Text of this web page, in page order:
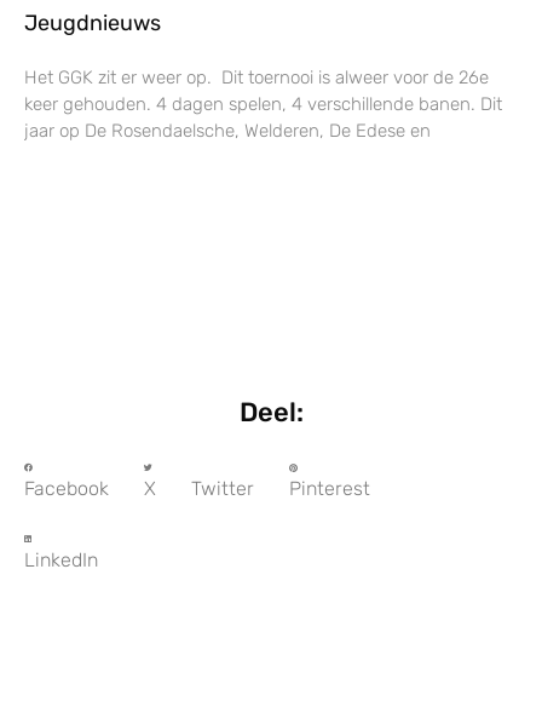
Jeugdnieuws
Het GGK zit er weer op. Dit toernooi is alweer voor de 26e
keer gehouden. 4 dagen spelen, 4 verschillende banen. Dit
jaar op De Rosendaelsche, Welderen, De Edese en
Deel:
Facebook X Twitter Pinterest
LinkedIn